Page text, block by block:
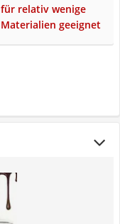
für relativ wenige
Materialien geeignet